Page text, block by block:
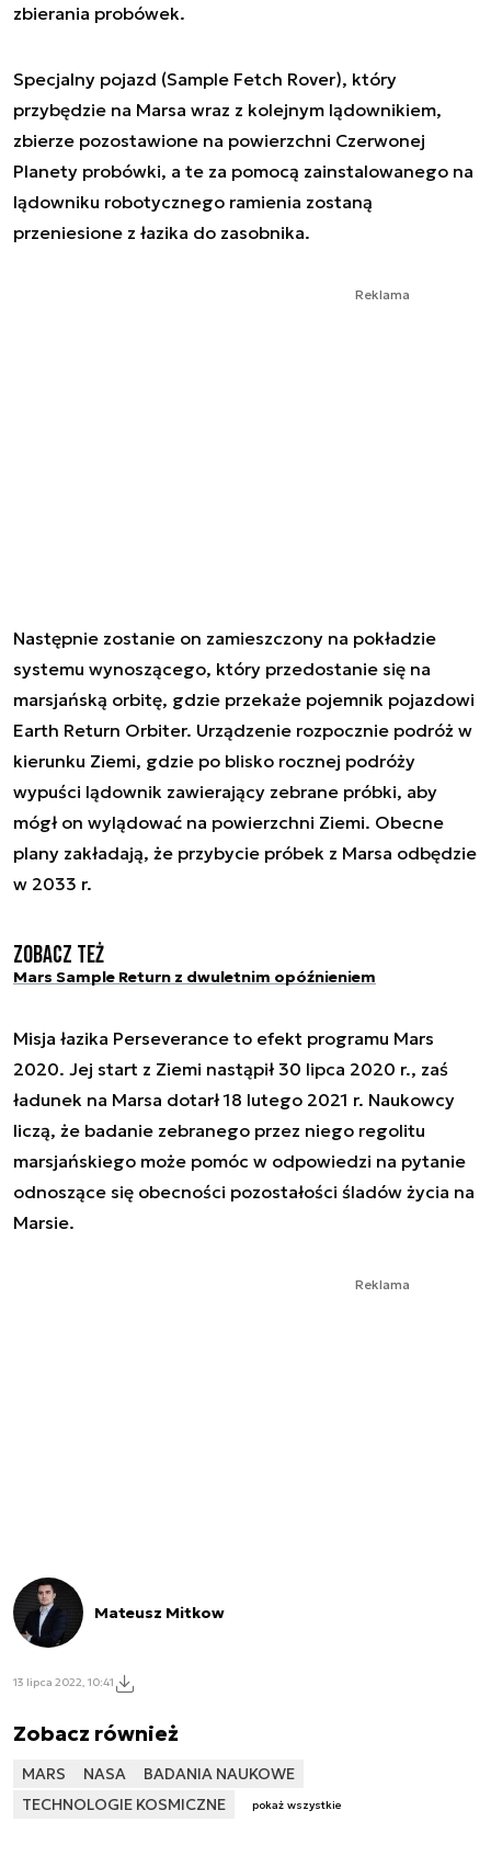
zbierania probówek.
Specjalny pojazd (Sample Fetch Rover), który
przybędzie na Marsa wraz z kolejnym lądownikiem,
zbierze pozostawione na powierzchni Czerwonej
Planety probówki, a te za pomocą zainstalowanego na
lądowniku robotycznego ramienia zostaną
przeniesione z łazika do zasobnika.
Reklama
Następnie zostanie on zamieszczony na pokładzie
systemu wynoszącego, który przedostanie się na
marsjańską orbitę, gdzie przekaże pojemnik pojazdowi
Earth Return Orbiter. Urządzenie rozpocznie podróż w
kierunku Ziemi, gdzie po blisko rocznej podróży
wypuści lądownik zawierający zebrane próbki, aby
mógł on wylądować na powierzchni Ziemi. Obecne
plany zakładają, że przybycie próbek z Marsa odbędzie
w 2033 r.
Zobacz też
Mars Sample Return z dwuletnim opóźnieniem
Misja łazika Perseverance to efekt programu Mars
2020. Jej start z Ziemi nastąpił 30 lipca 2020 r., zaś
ładunek na Marsa dotarł 18 lutego 2021 r. Naukowcy
liczą, że badanie zebranego przez niego regolitu
marsjańskiego może pomóc w odpowiedzi na pytanie
odnoszące się obecności pozostałości śladów życia na
Marsie.
Reklama
Mateusz Mitkow
13 lipca 2022, 10:41
Zobacz również
MARS NASA
BADANIA NAUKOWE
TECHNOLOGIE KOSMICZNE
pokaż wszystkie